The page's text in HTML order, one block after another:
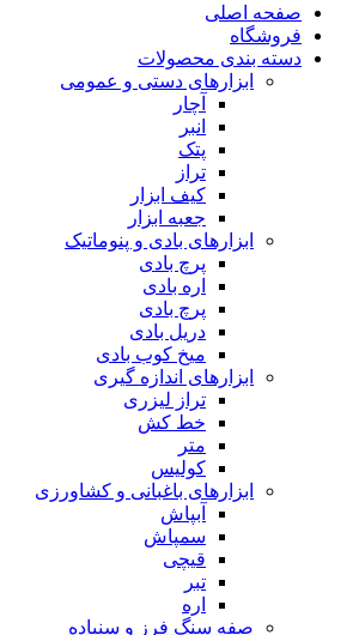
صفحه اصلی
فروشگاه
دسته بندی محصولات
ابزارهای دستی و عمومی
آچار
انبر
پتک
تراز
کیف ابزار
جعبه ابزار
ابزارهای بادی و پنوماتیک
پرچ بادی
اره بادی
پرچ بادی
دریل بادی
میخ کوب بادی
ابزارهای اندازه گیری
تراز لیزری
خط کش
متر
کولیس
ابزارهای باغبانی و کشاورزی
آبپاش
سمپاش
قیچی
تبر
اره
صفه سنگ فرز و سنباده